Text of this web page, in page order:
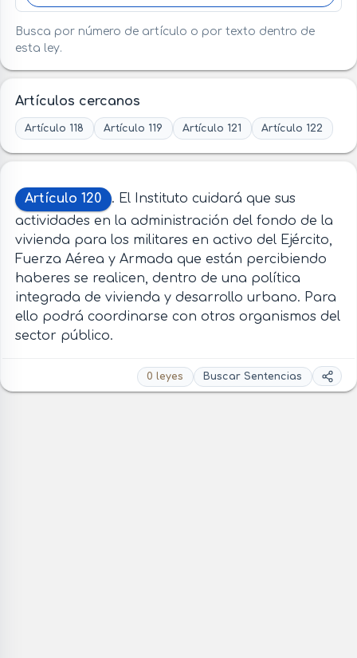
Busca por número de artículo o por texto dentro de
esta ley.
Artículos cercanos
Artículo 118 Artículo 119 Artículo 121 Artículo 122
Artículo 120
. El Instituto cuidará que sus
actividades en la administración del fondo de la
vivienda para los militares en activo del Ejército,
Fuerza Aérea y Armada que están percibiendo
haberes se realicen, dentro de una política
integrada de vivienda y desarrollo urbano. Para
ello podrá coordinarse con otros organismos del
sector público.
0 leyes Buscar Sentencias